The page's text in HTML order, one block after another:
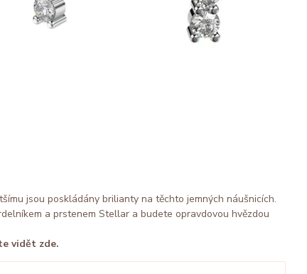
jsou poskládány brilianty na těchto jemných náušnicích.
a prstenem Stellar a budete opravdovou hvězdou
vidět zde.